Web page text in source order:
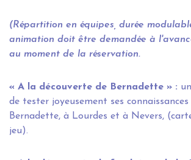
(Répartition en équipes, durée
animation doit être demandée à
au moment de la réservation.
« A la découverte de Bernadette » :
de tester joyeusement ses
Bernadette, à Lourdes et à Nevers,
jeu).